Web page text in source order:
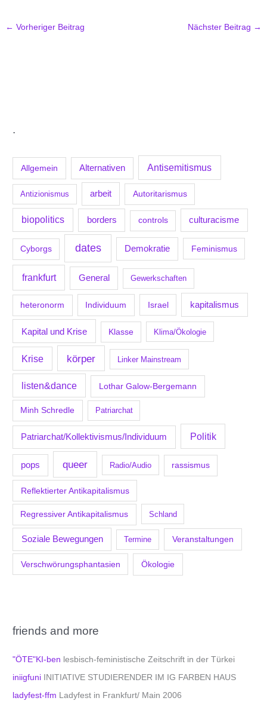
.
Allgemein Alternativen Antisemitismus
Antizionismus arbeit Autoritarismus
biopolitics borders controls culturacisme
Cyborgs dates Demokratie Feminismus
frankfurt General Gewerkschaften
heteronorm Individuum Israel kapitalismus
Kapital und Krise Klasse Klima/Ökologie
Krise körper Linker Mainstream
listen&dance Lothar Galow-Bergemann
Minh Schredle Patriarchat
Patriarchat/Kollektivismus/Individuum Politik
pops queer Radio/Audio rassismus
Reflektierter Antikapitalismus
Regressiver Antikapitalismus Schland
Soziale Bewegungen Termine Veranstaltungen
Verschwörungsphantasien Ökologie
friends and more
"ÖTE"KI-ben lesbisch-feministische Zeitschrift in der Türkei
iniigfuni INITIATIVE STUDIERENDER IM IG FARBEN HAUS
ladyfest-ffm Ladyfest in Frankfurt/ Main 2006
← Vorheriger Beitrag Nächster Beitrag →